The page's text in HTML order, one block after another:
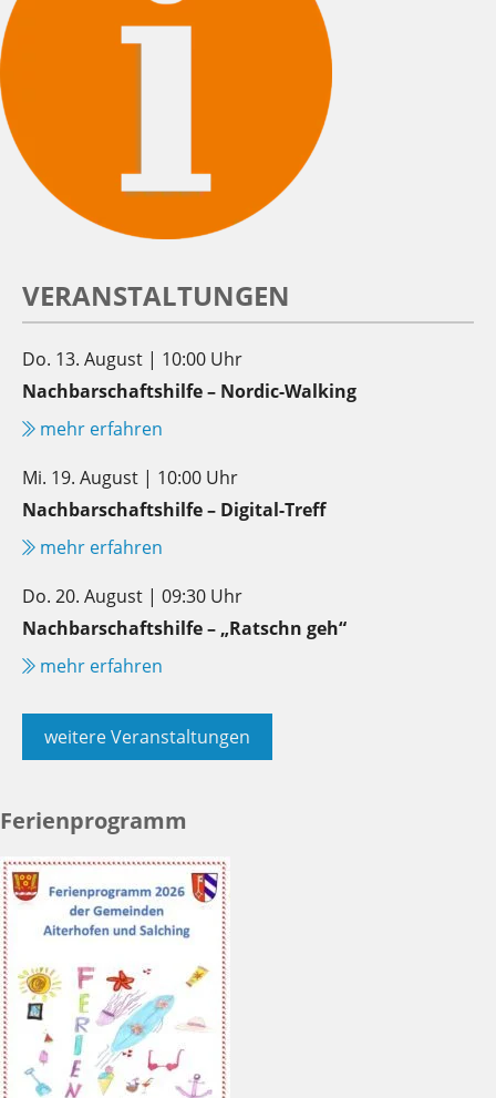
VERANSTALTUNGEN
Do. 13. August | 10:00 Uhr
Nachbarschaftshilfe – Nordic-Walking
mehr erfahren
Mi. 19. August | 10:00 Uhr
Nachbarschaftshilfe – Digital-Treff
mehr erfahren
Do. 20. August | 09:30 Uhr
Nachbarschaftshilfe – „Ratschn geh“
mehr erfahren
weitere Veranstaltungen
Ferienprogramm